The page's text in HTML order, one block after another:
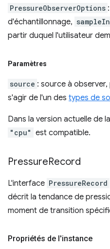
PressureObserverOptions
d'échantillonnage,
partir duquel l'utilisateur
Paramètres
source : source à
s'agir de l'un des types de
Dans la version actuelle de
"cpu" est compatible.
PressureRecord
L'interface PressureRecord
décrit la tendance de
moment de transition
Propriétés de l'instance